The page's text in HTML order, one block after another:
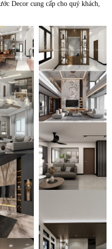
Decor cung cấp cho quý khách,